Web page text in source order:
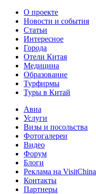
О проекте
Новости и события
Статьи
Интересное
Города
Отели Китая
Медицина
Образование
Турфирмы
Туры в Китай
Авиа
Услуги
Визы и посольства
Фотогалереи
Видео
Форум
Блоги
Реклама на VisitChina
Контакты
Партнеры